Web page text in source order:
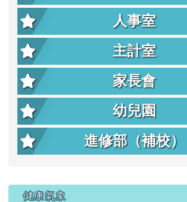
人事室
主計室
家長會
幼兒園
進修部（補校）
右邊區域內容
健康氣象